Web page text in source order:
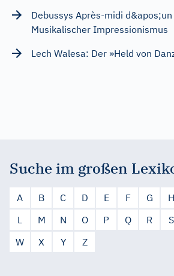
Debussys Après-midi
Musikalischer Impressionismus
Lech Walesa: Der »Held von
Suche im großen
A B C D E F G H
L
M N O P Q R S
W
X Y Z